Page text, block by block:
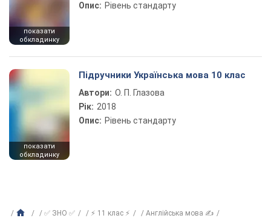
показати
обкладинку
Опис: Рівень стандарту
показати
обкладинку
Підручники Українська мова 10 клас
Автори: О. П. Глазова
Рік: 2018
Опис: Рівень стандарту
✅ ЗНО ✅ ⚡ 11 клас ⚡
Англійська мова ✍